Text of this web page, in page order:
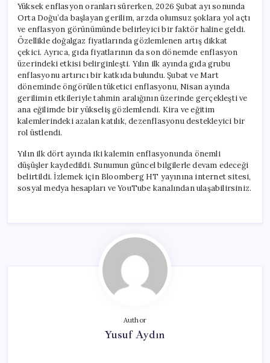
Yüksek enflasyon oranları sürerken, 2026 Şubat ayı sonunda
Orta Doğu’da başlayan gerilim, arzda olumsuz şoklara yol açtı
ve enflasyon görünümünde belirleyici bir faktör haline geldi.
Özellikle doğalgaz fiyatlarında gözlemlenen artış dikkat
çekici. Ayrıca, gıda fiyatlarının da son dönemde enflasyon
üzerindeki etkisi belirginleşti. Yılın ilk ayında gıda grubu
enflasyonu artırıcı bir katkıda bulundu. Şubat ve Mart
döneminde öngörülen tüketici enflasyonu, Nisan ayında
gerilimin etkileriyle tahmin aralığının üzerinde gerçekleşti ve
ana eğilimde bir yükseliş gözlemlendi. Kira ve eğitim
kalemlerindeki azalan katılık, dezenflasyonu destekleyici bir
rol üstlendi.
Yılın ilk dört ayında iki kalemin enflasyonunda önemli
düşüşler kaydedildi. Sunumun güncel bilgilerle devam edeceği
belirtildi. İzlemek için Bloomberg HT yayınına internet sitesi,
sosyal medya hesapları ve YouTube kanalından ulaşabilirsiniz.
Author
Yusuf Aydın